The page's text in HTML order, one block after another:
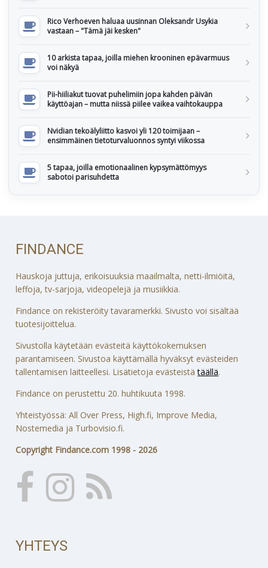
Rico Verhoeven haluaa uusinnan Oleksandr Usykia
vastaan – "Tämä jäi kesken"
10 arkista tapaa, joilla miehen krooninen epävarmuus
voi näkyä
Pii-hiiliakut tuovat puhelimiin jopa kahden päivän
käyttöajan – mutta niissä piilee vaikea vaihtokauppa
Nvidian tekoälyliitto kasvoi yli 120 toimijaan –
ensimmäinen tietoturvaluonnos syntyi viikossa
5 tapaa, joilla emotionaalinen kypsymättömyys
sabotoi parisuhdetta
FINDANCE
Hauskoja juttuja, erikoisuuksia maailmalta, netti-ilmiöitä,
leffoja, tv-sarjoja, videopelejä ja musiikkia.
Findance on rekisteröity tavaramerkki. Sivusto voi sisältää
tuotesijoittelua.
Sivustolla käytetään evästeitä käyttökokemuksen
parantamiseen. Sivustoa käyttämällä hyväksyt evästeiden
tallentamisen laitteellesi. Lisätietoja evästeistätäällä.
Findance on perustettu 20. huhtikuuta 1998.
Yhteistyössä: All Over Press, High.fi, Improve Media,
Nostemedia ja Turbovisio.fi.
Copyright Findance.com 1998 - 2026
YHTEYS